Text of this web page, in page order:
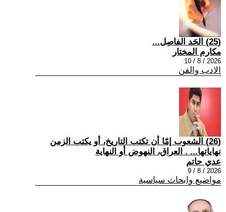
(25) الحَد الفاصِل...
مكارم المختار
2026 / 8 / 10
الادب والفن
(26) الشعوب إمّا أن تكتب التاريخ، أو يكتب الزمن
نهاياتها... . العراق، النهوض أو النهاية
عدي حاتم
2026 / 8 / 9
مواضيع وابحاث سياسية